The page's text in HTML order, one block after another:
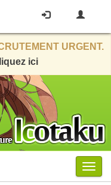
URGENT.
ici
Menu